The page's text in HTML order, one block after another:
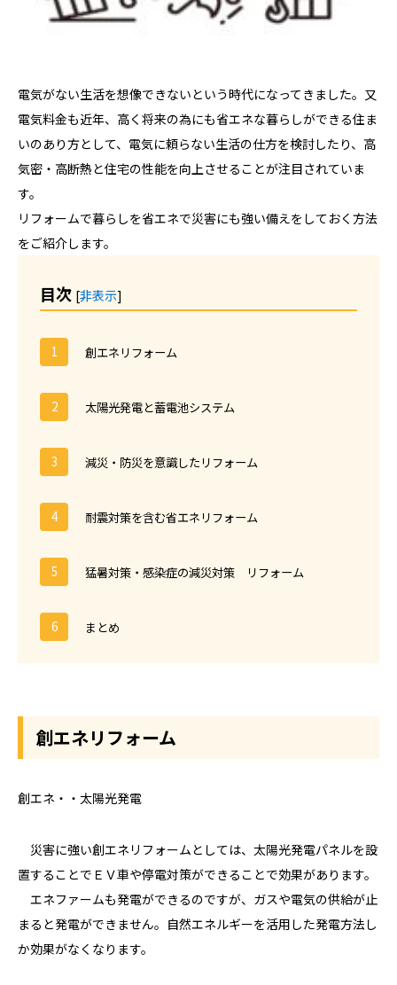
電気がない生活を想像できないという時代になってきました。又
電気料金も近年、高く将来の為にも省エネな暮らしができる住ま
いのあり方として、電気に頼らない生活の仕方を検討したり、高
気密・高断熱と住宅の性能を向上させることが注目されていま
す。
リフォームで暮らしを省エネで災害にも強い備えをしておく方法
をご紹介します。
目次 [非表示]
創エネリフォーム
太陽光発電と蓄電池システム
減災・防災を意識したリフォーム
耐震対策を含む省エネリフォーム
猛暑対策・感染症の減災対策 リフォーム
まとめ
創エネリフォーム
創エネ・・太陽光発電
災害に強い創エネリフォームとしては、太陽光発電パネルを設
置することでＥＶ車や停電対策ができることで効果があります。
エネファームも発電ができるのですが、ガスや電気の供給が止
まると発電ができません。自然エネルギーを活用した発電方法し
か効果がなくなります。